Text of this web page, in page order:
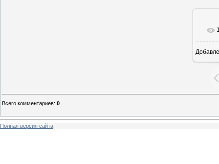
Всего комментариев: 0
Полная версия сайта